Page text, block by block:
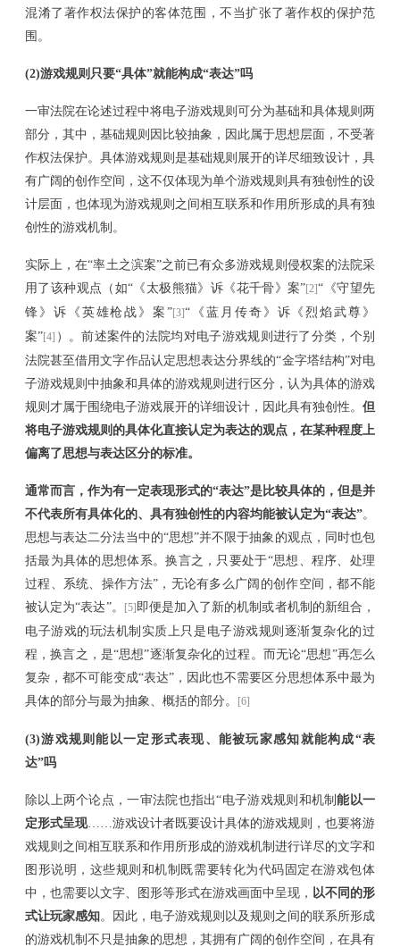
混淆了著作权法保护的客体范围，不当扩张了著作权的保护范
围。
(2)游戏规则只要“具体”就能构成“表达”吗
一审法院在论述过程中将电子游戏规则可分为基础和具体规则两
部分，其中，基础规则因比较抽象，因此属于思想层面，不受著
作权法保护。具体游戏规则是基础规则展开的详尽细致设计，具
有广阔的创作空间，这不仅体现为单个游戏规则具有独创性的设
计层面，也体现为游戏规则之间相互联系和作用所形成的具有独
创性的游戏机制。
实际上，在“率土之滨案”之前已有众多游戏规则侵权案的法院采
用了该种观点（如“《太极熊猫》诉《花千骨》案”[2]“ 《守望先
锋》诉《英雄枪战》案”[3]“《蓝月传奇》诉《烈焰武尊》
案”[4] ）。前述案件的法院均对电子游戏规则进行了分类 ，个别
法院甚至借用文字作品认定思想表达分界线的“金字塔结构”对电
子游戏规则中抽象和具体的游戏规则进行区分 ，认为具体的游戏
规则 才属于围绕电子游戏展开的详细设计，因此具有独创性。 但
将电子游戏规则的具体化直接认定为表达的观点，在某种程度上
偏离了思想与表达区分的标准。
通常而言，作为有一定表现形式的“表达”是比较具体的，但是并
不代表所有具体化的、具有独创性的内容均能被认定为“表达”。
思想与表达二分法当中的“思想”并不限于抽象 的观点，同时也包
括最为具体的思想体系。换言之， 只要处于“思想、程序、处理
过程、系统、操作方法”，无论有多么广阔的创作空间，都不能
被认定为“表达”。 [5] 即便是加入了新的机制或者机制的新组合，
电子游戏的玩法机制实质上只是电子游戏规则逐渐复杂化的过
程，换言之，是“思想”逐渐复杂化的过程。而无论“思想”再怎么
复杂 ，都不可能变成“表达”，因此也不需要区分思想体系中最为
具体的部分与最为抽象、概括的部分。 [6]
(3)游戏规则能以一定形式表现、能被玩家感知就能构成“表
达”吗
除以上两个论点，一审法院也指出“电子游戏规则和机制能以一
定形式呈现……游戏设计者既要设计具体的游戏规则，也要将游
戏规则之间相互联系和作用所形成的游戏机制进行详尽的文字和
图形说明，这些规则和机制既需要转化为代码固定在游戏包体
中，也需要以文字、图形等形式在游戏画面中呈现 ， 以不同的形
式让玩家感知。 因此 ，电子游戏规则以及规则之间的联系所形成
的游戏机制不只是抽象的思想，其拥有广阔的创作空间，在具有